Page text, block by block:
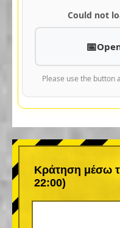
Could not
Please use the button
Κράτηση μέσω
22:00)